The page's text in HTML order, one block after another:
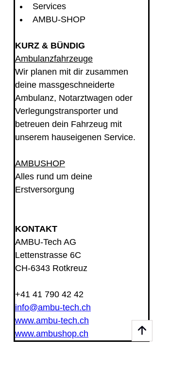
Services
AMBU-SHOP
KURZ & BÜNDIG
Ambulanzfahrzeuge
Wir planen mit dir zusammen
deine massgeschneiderte
Ambulanz, Notarztwagen oder
Verlegungstransporter und
betreuen dein Fahrzeug mit
unserem hauseigenen Service.
AMBUSHOP
Alles rund um deine
Erstversorgung
KONTAKT
AMBU-Tech AG
Lettenstrasse 6C
CH-6343 Rotkreuz
+41 41 790 42 42
info@ambu-tech.ch
www.ambu-tech.ch
www.ambushop.ch